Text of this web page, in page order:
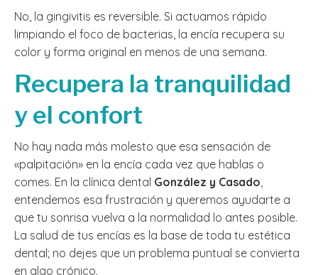
No, la gingivitis es reversible. Si actuamos rápido
limpiando el foco de bacterias, la encía recupera su
color y forma original en menos de una semana.
Recupera la tranquilidad
y el confort
No hay nada más molesto que esa sensación de
«palpitación» en la encía cada vez que hablas o
comes. En la clínica dental González y Casado
entendemos esa frustración y queremos ayudarte a
que tu sonrisa vuelva a la normalidad lo antes posible.
La salud de tus encías es la base de toda tu estética
dental; no dejes que un problema puntual se convierta
en algo crónico.